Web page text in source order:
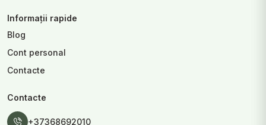
Informații rapide
Blog
Cont personal
Contacte
Contacte
+37368692010